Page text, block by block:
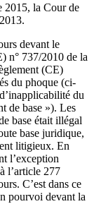
2015, la Cour de
devant le
n° 737/2010 de la
(CE)
du phoque (ci-
du
de base »). Les
base était illégal
base juridique,
litigieux. En
l’exception
l’article 277
C’est dans ce
pourvoi devant la